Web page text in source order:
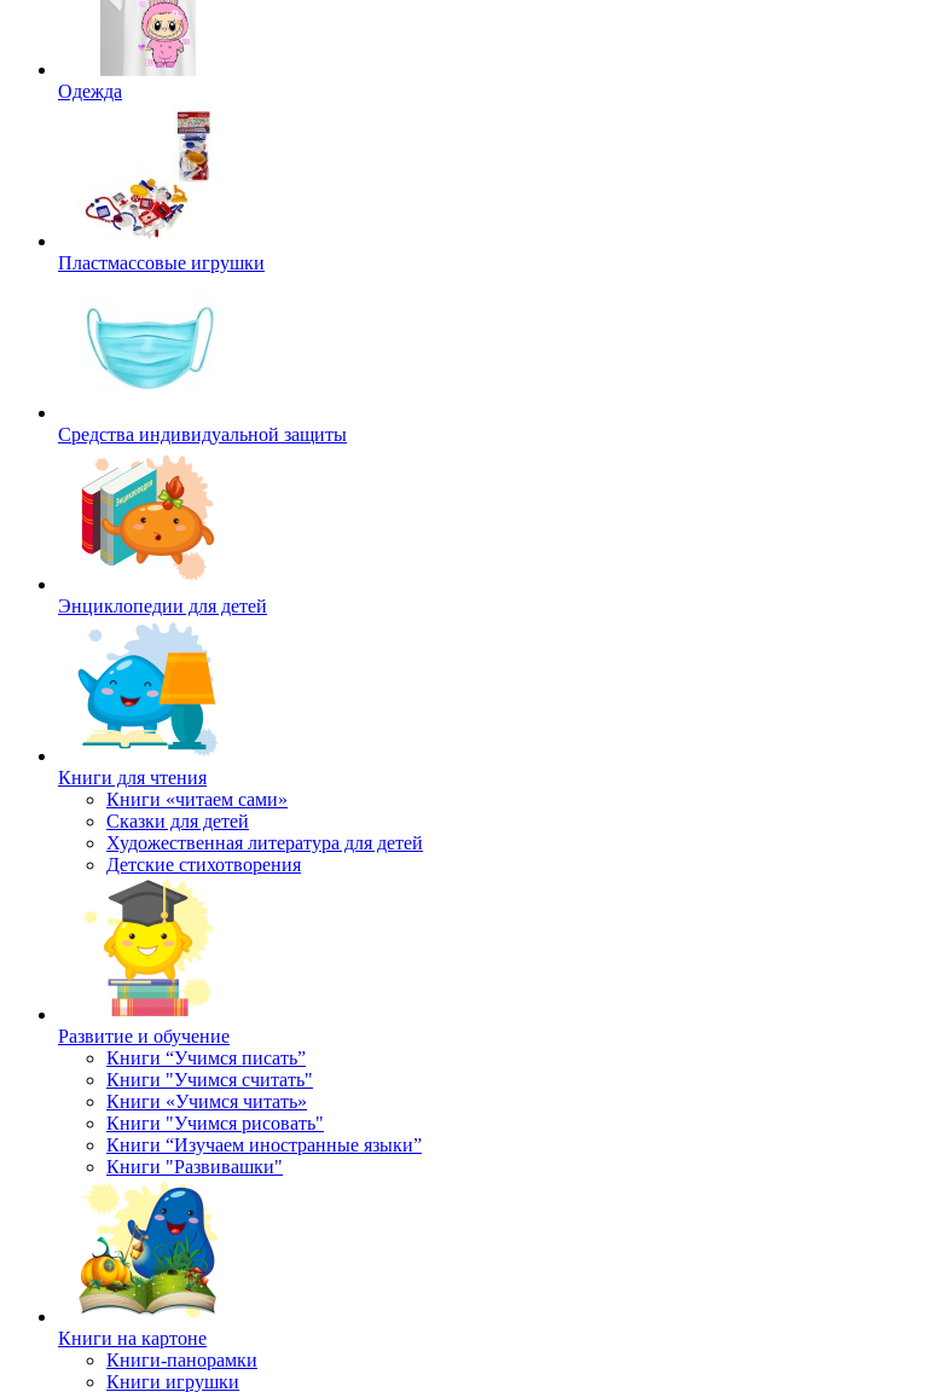
Одежда
Пластмассовые игрушки
Средства индивидуальной защиты
Энциклопедии для детей
Книги для чтения
Книги «читаем сами»
Сказки для детей
Художественная литература для детей
Детские стихотворения
Развитие и обучение
Книги “Учимся писать”
Книги "Учимся считать"
Книги «Учимся читать»
Книги "Учимся рисовать"
Книги “Изучаем иностранные языки”
Книги "Развивашки"
Книги на картоне
Книги-панорамки
Книги игрушки